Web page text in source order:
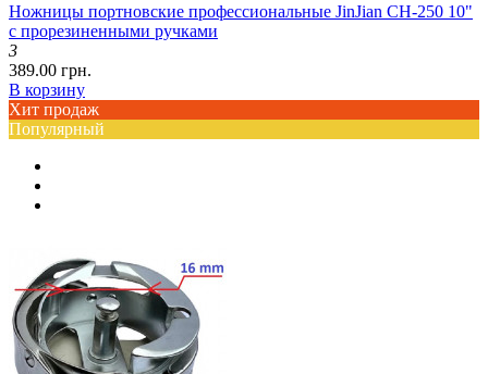
Ножницы портновские профессиональные JinJian CH-250 10"
с прорезиненными ручками
3
389.00 грн.
В корзину
Хит продаж
Популярный